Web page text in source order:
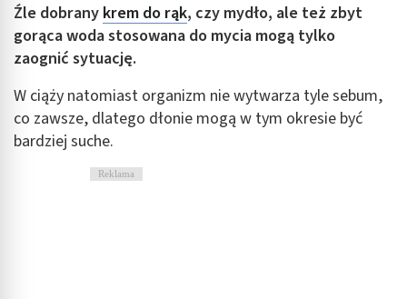
Źle dobrany krem do rąk, czy mydło, ale też zbyt
gorąca woda stosowana do mycia mogą tylko
zaognić sytuację.
W ciąży natomiast organizm nie wytwarza tyle sebum,
co zawsze, dlatego dłonie mogą w tym okresie być
bardziej suche.
Reklama